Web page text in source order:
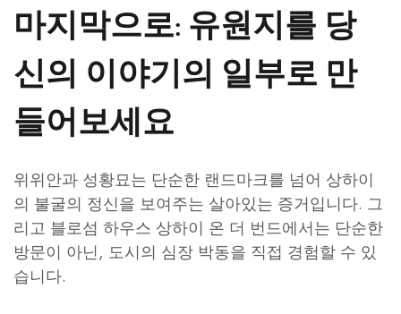
마지막으로: 유원지를 당
신의 이야기의 일부로 만
들어보세요
위위안과 성황묘는 단순한 랜드마크를 넘어 상하이
의 불굴의 정신을 보여주는 살아있는 증거입니다. 그
리고 블로섬 하우스 상하이 온 더 번드에서는 단순한
방문이 아닌, 도시의 심장 박동을 직접 경험할 수 있
습니다.